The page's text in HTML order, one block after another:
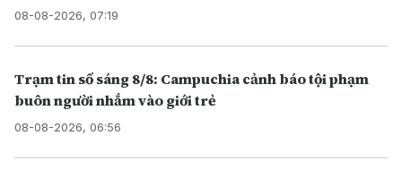
08-08-2026, 07:19
Trạm tin số sáng 8/8: Campuchia cảnh báo tội phạm
buôn người nhắm vào giới trẻ
08-08-2026, 06:56